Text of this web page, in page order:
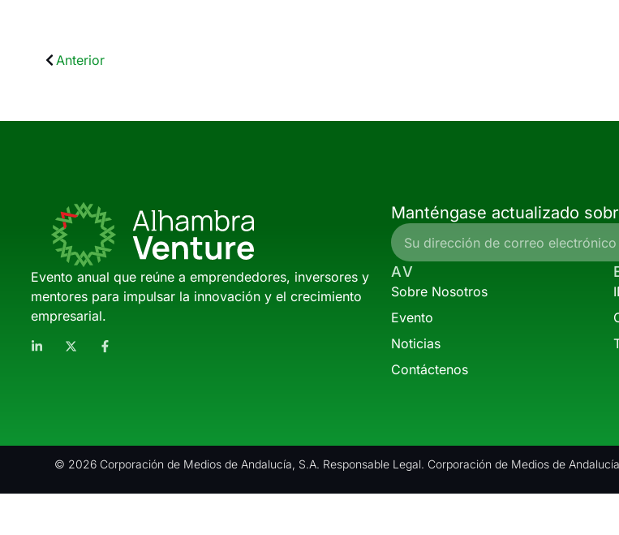
Anterior
Evento anual que reúne a emprendedores, inversores y
mentores para impulsar la innovación y el crecimiento
empresarial.
Manténgase actualizado
AV
Sobre Nosotros
Evento
Noticias
Contáctenos
© 2026 Corporación de Medios de Andalucía, S.A. Responsable Legal. Corporación de Medios de